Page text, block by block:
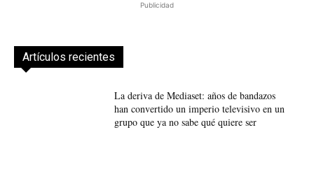
Publicidad
Artículos recientes
La deriva de Mediaset: años de bandazos
han convertido un imperio televisivo en un
grupo que ya no sabe qué quiere ser